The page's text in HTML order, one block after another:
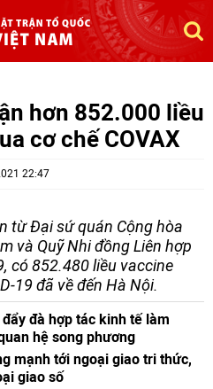
hơn 852.000 liều
cơ chế COVAX
22:47
từ Đại sứ quán Cộng hòa
và Quỹ Nhi đồng Liên hợp
có 852.480 liều vaccine
19 đã về đến Hà Nội.
đà hợp tác kinh tế làm
hệ song phương
mạnh tới ngoại giao tri thức,
giao số